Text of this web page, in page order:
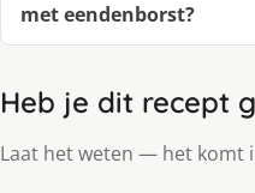
met eendenborst?
Heb je dit recept
Laat het weten — het komt